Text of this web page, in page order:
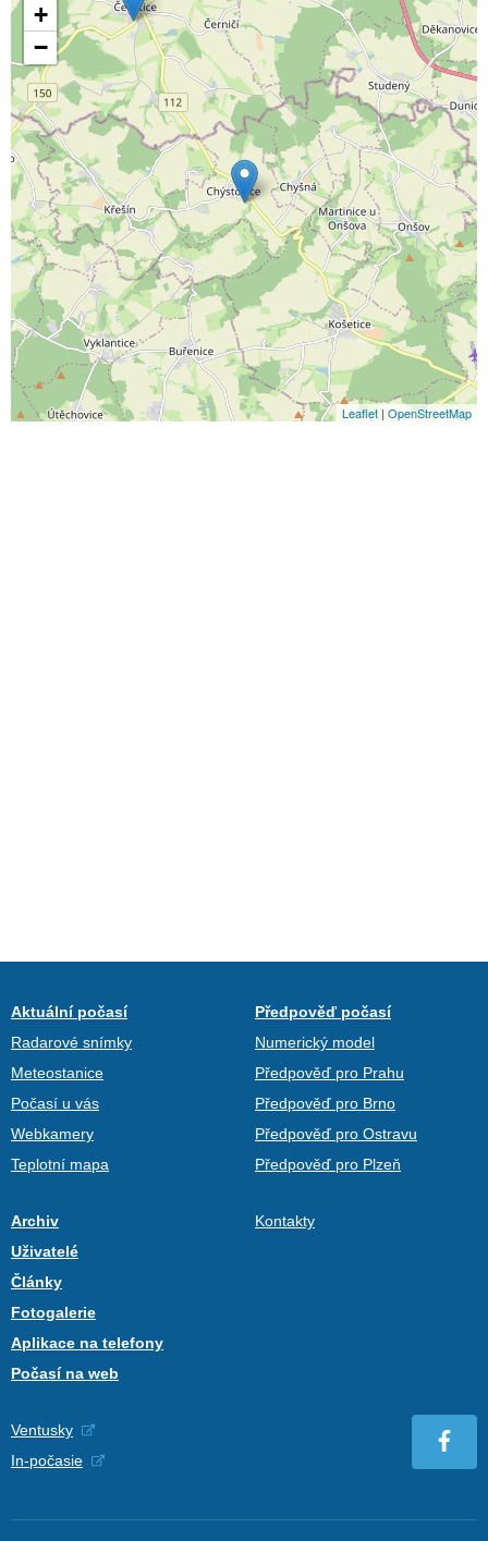
+
−
Leaflet | OpenStreetMap
Aktuální počasí
Radarové snímky
Meteostanice
Počasí u vás
Webkamery
Teplotní mapa
Předpověď počasí
Numerický model
Předpověď pro Prahu
Předpověď pro Brno
Předpověď pro Ostravu
Předpověď pro Plzeň
Archiv
Uživatelé
Články
Fotogalerie
Aplikace na telefony
Počasí na web
Kontakty
Ventusky
In-počasie